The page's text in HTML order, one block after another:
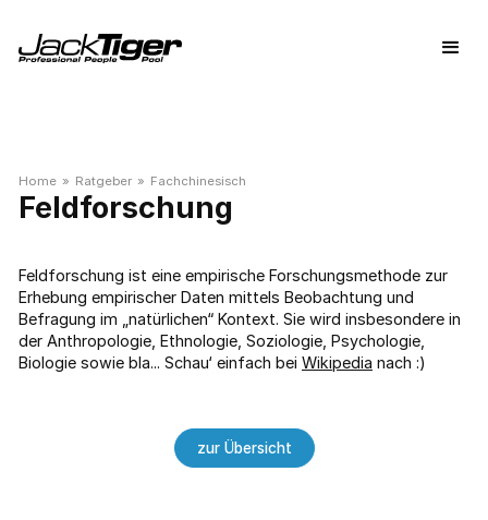
Home » Ratgeber » Fachchinesisch
Feldforschung
Feldforschung ist eine empirische Forschungsmethode zur
Erhebung empirischer Daten mittels Beobachtung und
Befragung im „natürlichen“ Kontext. Sie wird insbesondere in
der Anthropologie, Ethnologie, Soziologie, Psychologie,
Biologie sowie bla... Schau‘ einfach bei Wikipedia nach :)
zur Übersicht